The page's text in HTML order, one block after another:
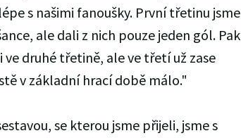
s našimi fanoušky. První třetinu jsme
ale dali z nich pouze jeden gól. Pak
ve druhé třetině, ale ve třetí už zase
v základní hrací době málo."
se kterou jsme přijeli, jsme s